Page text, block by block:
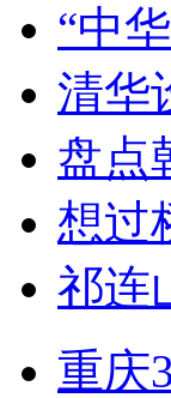
“中
清华
盘点
想过
祁连
重庆